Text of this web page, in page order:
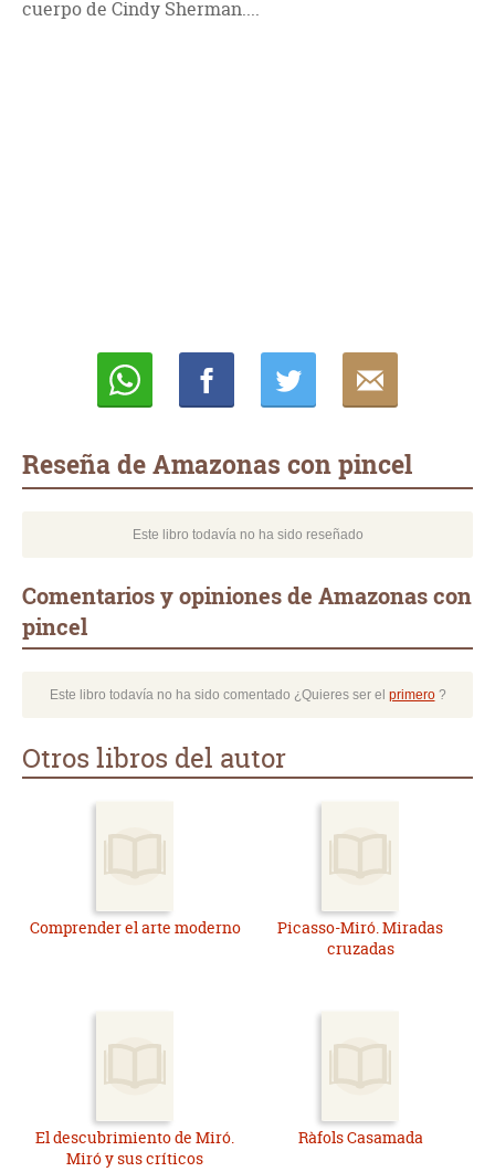
cuerpo de Cindy Sherman....
Reseña de Amazonas con pincel
Este libro todavía no ha sido reseñado
Comentarios y opiniones de Amazonas con
pincel
Este libro todavía no ha sido comentado ¿Quieres ser el primero?
Otros libros del autor
Comprender el arte moderno
Picasso-Miró. Miradas
cruzadas
El descubrimiento de Miró.
Miró y sus críticos
Ràfols Casamada